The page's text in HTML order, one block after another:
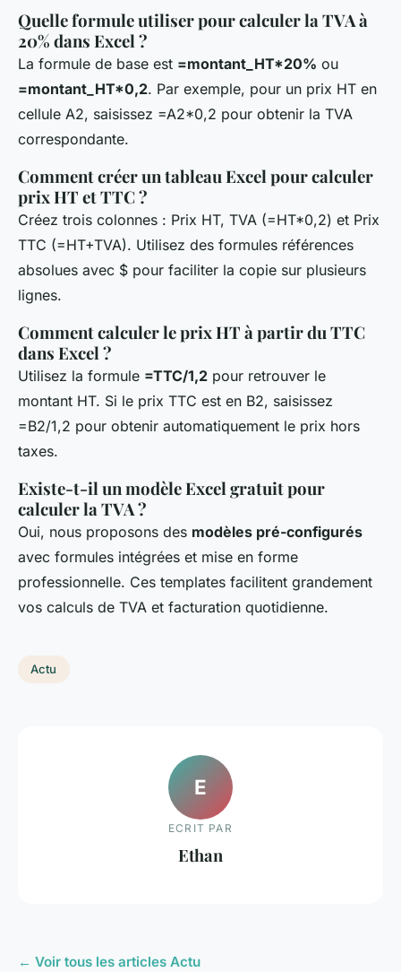
Quelle formule utiliser pour calculer la TVA à
20% dans Excel ?
La formule de base est =montant_HT*20% ou
=montant_HT*0,2. Par exemple, pour un prix HT en
cellule A2, saisissez =A2*0,2 pour obtenir la TVA
correspondante.
Comment créer un tableau Excel pour calculer
prix HT et TTC ?
Créez trois colonnes : Prix HT, TVA (=HT*0,2) et Prix
TTC (=HT+TVA). Utilisez des formules références
absolues avec $ pour faciliter la copie sur plusieurs
lignes.
Comment calculer le prix HT à partir du TTC
dans Excel ?
Utilisez la formule =TTC/1,2 pour retrouver le
montant HT. Si le prix TTC est en B2, saisissez
=B2/1,2 pour obtenir automatiquement le prix hors
taxes.
Existe-t-il un modèle Excel gratuit pour
calculer la TVA ?
Oui, nous proposons des modèles pré-configurés
avec formules intégrées et mise en forme
professionnelle. Ces templates facilitent grandement
vos calculs de TVA et facturation quotidienne.
Actu
E
ECRIT PAR
Ethan
← Voir tous les articles Actu